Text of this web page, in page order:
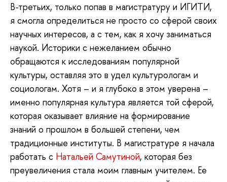
В-третьих, только попав в магистратуру и ИГИТИ,
я смогла определиться не просто со сферой своих
научных интересов, а с тем, как я хочу заниматься
наукой. Историки с нежеланием обычно
обращаются к исследованиям популярной
культуры, оставляя это в удел культурологам и
социологам. Хотя – и я глубоко в этом уверена –
именно популярная культура является той сферой,
которая оказывает влияние на формирование
знаний о прошлом в большей степени, чем
традиционные институты. В магистратуре я начала
работать с Натальей Самутиной, которая без
преувеличения стала моим главным учителем. Ее